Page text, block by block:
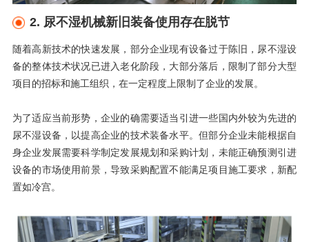
2. 尿不湿机械新旧装备使用存在脱节
随着高新技术的快速发展，部分企业现有设备过于陈旧，尿不湿设
备的整体技术状况已进入老化阶段，大部分落后，限制了部分大型
项目的招标和施工组织，在一定程度上限制了企业的发展。
为了适应当前形势，企业的确需要适当引进一些国内外较为先进的
尿不湿设备，以提高企业的技术装备水平。但部分企业未能根据自
身企业发展需要科学制定发展规划和采购计划，未能正确预测引进
设备的市场使用前景，导致采购配置不能满足项目施工要求，新配
置如冷宫。